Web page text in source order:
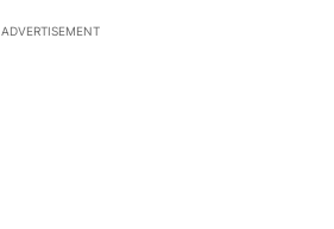
ADVERTISEMENT